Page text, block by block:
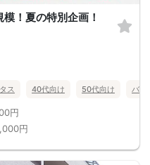
！夏の特別企画！
ス 40代向け 50代向け バツ
円
円